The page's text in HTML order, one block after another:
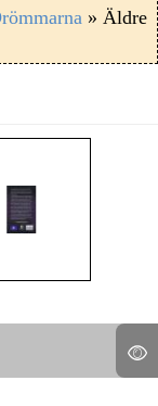
» Äldre